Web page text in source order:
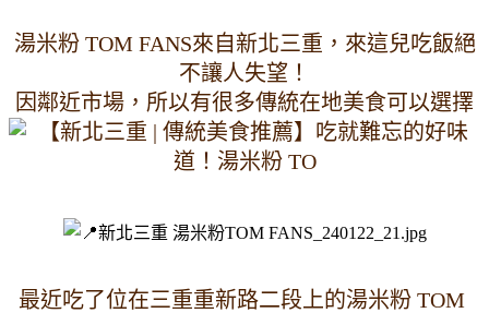
湯米粉 TOM FANS來自新北三重，來這兒吃飯絕
不讓人失望！
因鄰近市場，所以有很多傳統在地美食可以選擇
最近吃了位在三重重新路二段上的湯米粉 TOM